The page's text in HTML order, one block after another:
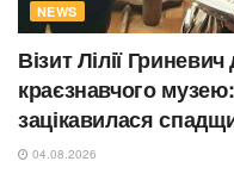
NEWS
Візит Лілії
краєзнавчого
зацікавилася
04.08.2026